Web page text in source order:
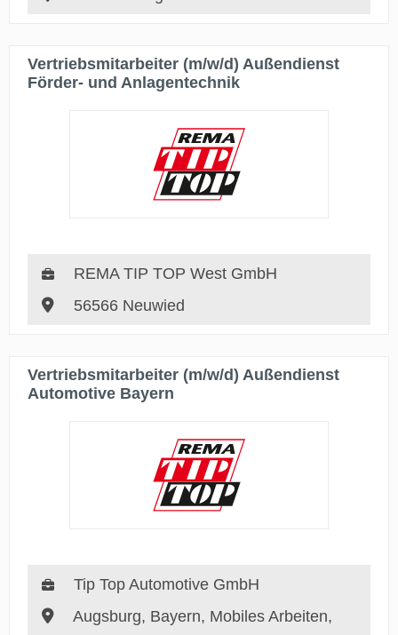
Vertriebsmitarbeiter (m/w/d) Außendienst
Förder- und Anlagentechnik
REMA TIP TOP West GmbH
56566 Neuwied
Vertriebsmitarbeiter (m/w/d) Außendienst
Automotive Bayern
Tip Top Automotive GmbH
Augsburg, Bayern, Mobiles Arbeiten,